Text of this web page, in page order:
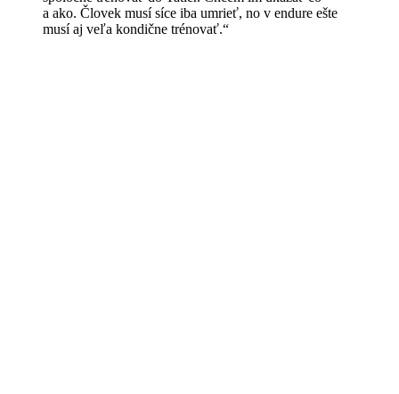
a ako. Človek musí síce iba umrieť, no v endure ešte
musí aj veľa kondične trénovať.“